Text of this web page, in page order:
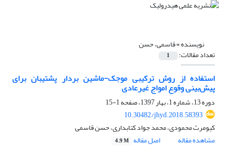
نویسنده =قاسمی، حسن
تعداد مقالات: 1
استفاده از روش ترکیبی موجک-ماشین بردار پشتیبان برای
پیش‌بینی وقوع امواج غیرعادی
دوره 13، شماره 1، بهار 1397، صفحه
1-15
10.30482/jhyd.2018.58393
کیومرث محمودی، محمد جواد کتابداری، حسن قاسمی
مشاهده مقاله
اصل مقاله 4.9 M